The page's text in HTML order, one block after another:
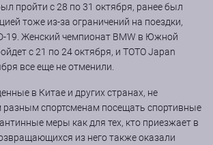
пройти с 28 по 31 октября, ранее был
тоже из-за ограничений на поездки,
19. Женский чемпионат BMW в Южной
с 21 по 24 октября, и TOTO Japan
все еще не отменили.
в Китае и других странах, не
спортсменам посещать спортивные
меры как для тех, кто приезжает в
из него также оказали